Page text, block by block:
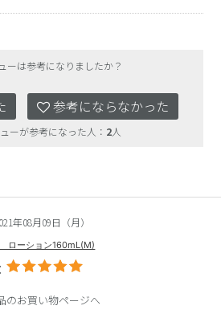
ーは参考になりましたか？
参考にならなかった
ーが参考になった人： 2人
年08月09日（月）
ローション160mL(M)
のお買い物ページへ